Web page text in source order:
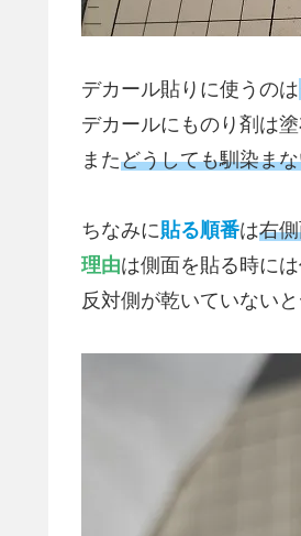
デカール貼りに使うのは
デカールにものり剤は
またどうしても馴染ま
ちなみに貼る順番は右
理由は側面を貼る時に
反対側が乾いていない